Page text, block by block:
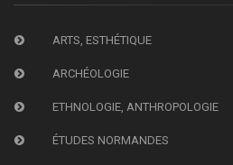
ARTS, ESTHÉTIQUE
ARCHÉOLOGIE
ETHNOLOGIE, ANTHROPOLOGIE
ÉTUDES NORMANDES